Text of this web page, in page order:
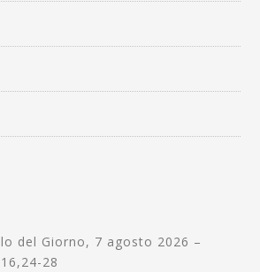
del Giorno, 7 agosto 2026 –
28